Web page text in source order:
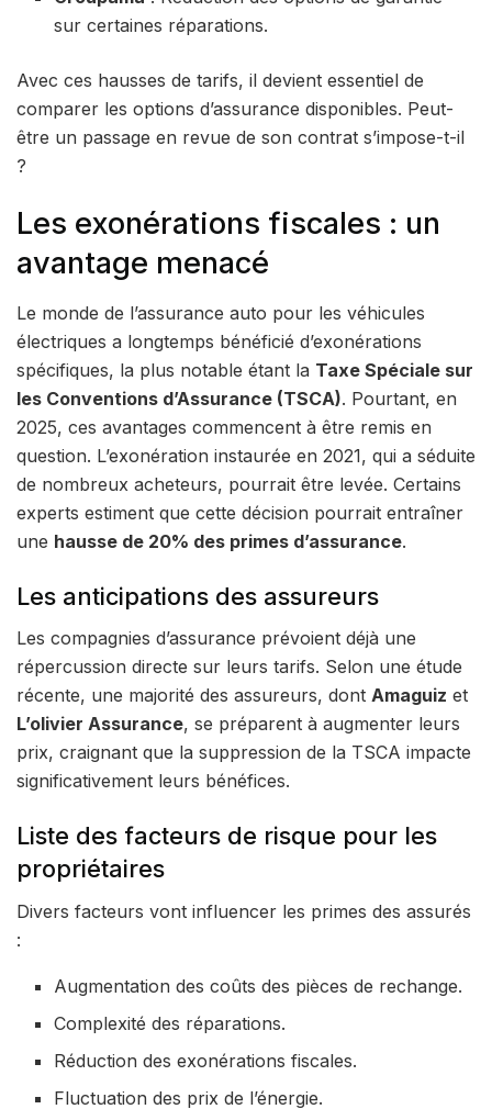
sur certaines réparations.
Avec ces hausses de tarifs, il devient essentiel de
comparer les options d’assurance disponibles. Peut-
être un passage en revue de son contrat s’impose-t-il
?
Les exonérations fiscales : un
avantage menacé
Le monde de l’assurance auto pour les véhicules
électriques a longtemps bénéficié d’exonérations
spécifiques, la plus notable étant la Taxe Spéciale sur
les Conventions d’Assurance (TSCA). Pourtant, en
2025, ces avantages commencent à être remis en
question. L’exonération instaurée en 2021, qui a séduite
de nombreux acheteurs, pourrait être levée. Certains
experts estiment que cette décision pourrait entraîner
une hausse de 20% des primes d’assurance.
Les anticipations des assureurs
Les compagnies d’assurance prévoient déjà une
répercussion directe sur leurs tarifs. Selon une étude
récente, une majorité des assureurs, dont Amaguiz et
L’olivier Assurance, se préparent à augmenter leurs
prix, craignant que la suppression de la TSCA impacte
significativement leurs bénéfices.
Liste des facteurs de risque pour les
propriétaires
Divers facteurs vont influencer les primes des assurés
:
Augmentation des coûts des pièces de rechange.
Complexité des réparations.
Réduction des exonérations fiscales.
Fluctuation des prix de l’énergie.